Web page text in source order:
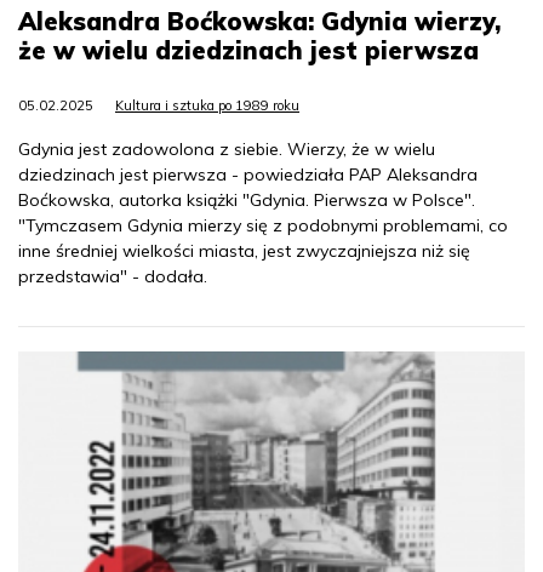
Aleksandra Boćkowska: Gdynia wierzy,
że w wielu dziedzinach jest pierwsza
05.02.2025 Kultura i sztuka po 1989 roku
Gdynia jest zadowolona z siebie. Wierzy, że w wielu
dziedzinach jest pierwsza - powiedziała PAP Aleksandra
Boćkowska, autorka książki "Gdynia. Pierwsza w Polsce".
"Tymczasem Gdynia mierzy się z podobnymi problemami, co
inne średniej wielkości miasta, jest zwyczajniejsza niż się
przedstawia" - dodała.